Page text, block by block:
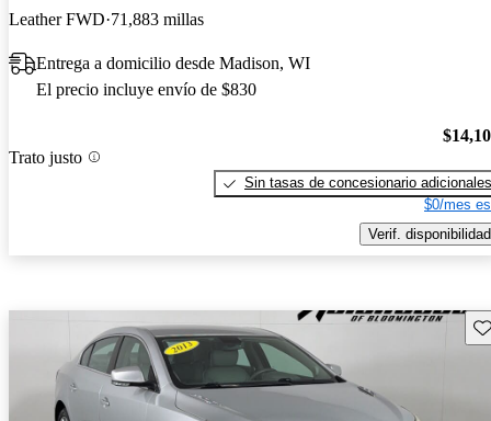
Leather FWD 71,883 millas
Entrega a domicilio desde Madison, WI
El precio incluye envío de $830
Trato justo
Sin tasas de concesionario adicionales
$0/mes
Verif. disponibilidad